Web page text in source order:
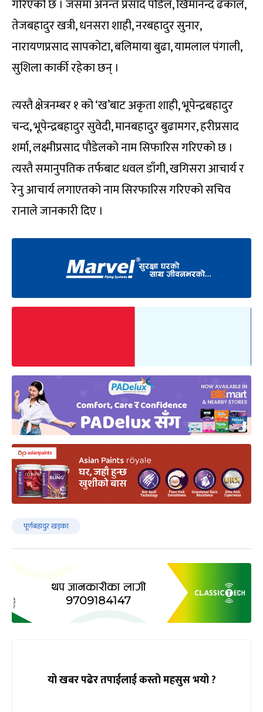
गरिएको छ । जसमा अनन्त प्रसाद पौडेल, खिमानन्द ढकाल,
तेजबहादुर खत्री, धनसरा शाही, नरबहादुर सुनार,
नारायणप्रसाद सापकोटा, बलिमाया बुढा, यामलाल पंगाली,
सुशिला कार्की रहेका छन् ।
त्यस्तै क्षेत्रनम्बर १ को ‘ख’बाट अकृता शाही, भूपेन्द्रबहादुर
चन्द, भूपेन्द्रबहादुर सुवेदी, मानबहादुर बुढामगर, हरीप्रसाद
शर्मा, लक्ष्मीप्रसाद पौडेलको नाम सिफारिस गरिएको छ ।
त्यस्तै समानुपतिक तर्फबाट धवल डाँगी, खगिसरा आचार्य र
रेनु आचार्य लगाएतको नाम सिरफारिस गरिएको सचिव
रानाले जानकारी दिए ।
पूर्णबहादुर खड्का
यो खबर पढेर तपाईलाई कस्तो महसुस भयो ?